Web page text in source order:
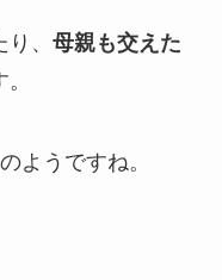
、 母親も交えた
ようですね。